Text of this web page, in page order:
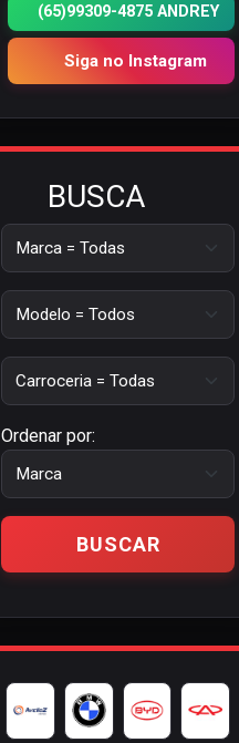
(65)99309-4875 ANDREY
Siga no Instagram
BUSCA
Ordenar por: